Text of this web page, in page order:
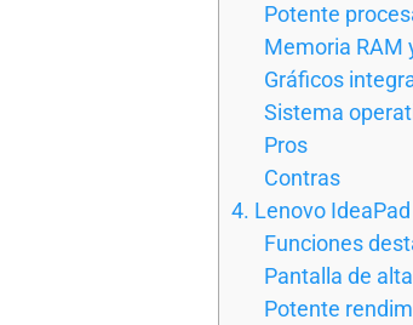
Potente
Memoria RAM
Gráficos
Sistema
Pros
Contras
4. Lenovo
Funciones
Pantalla de
Potente